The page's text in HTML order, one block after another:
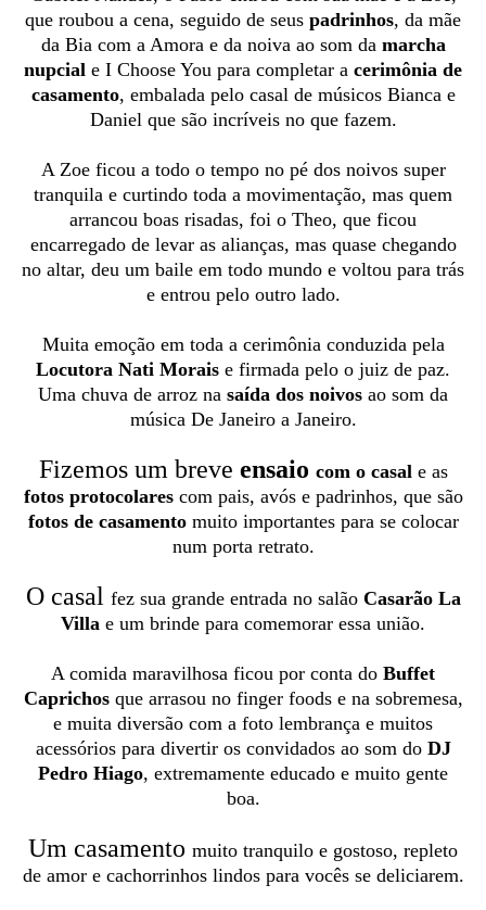
que roubou a cena, seguido de seus padrinhos, da mãe
da Bia com a Amora e da noiva ao som da marcha
nupcial e I Choose You para completar a cerimônia de
casamento, embalada pelo casal de músicos Bianca e
Daniel que são incríveis no que fazem.
A Zoe ficou a todo o tempo no pé dos noivos super
tranquila e curtindo toda a movimentação, mas quem
arrancou boas risadas, foi o Theo, que ficou
encarregado de levar as alianças, mas quase chegando
no altar, deu um baile em todo mundo e voltou para trás
e entrou pelo outro lado.
Muita emoção em toda a cerimônia conduzida pela
Locutora Nati Morais e firmada pelo o juiz de paz.
Uma chuva de arroz na saída dos noivos ao som da
música De Janeiro a Janeiro.
Fizemos um breve ensaio com o casal e as
fotos protocolarescom pais, avós e padrinhos, que são
fotos de casamentomuito importantes para se colocar
num porta retrato.
O casal fez sua grande entrada no salão Casarão La
Villa e um brinde para comemorar essa união.
A comida maravilhosa ficou por conta do Buffet
Caprichosque arrasou no finger foods e na sobremesa,
e muita diversão com a foto lembrança e muitos
acessórios para divertir os convidados ao som do DJ
Pedro Hiago, extremamente educado e muito gente
boa.
Um casamento muito tranquilo e gostoso, repleto
de amor e cachorrinhos lindos para vocês se deliciarem.